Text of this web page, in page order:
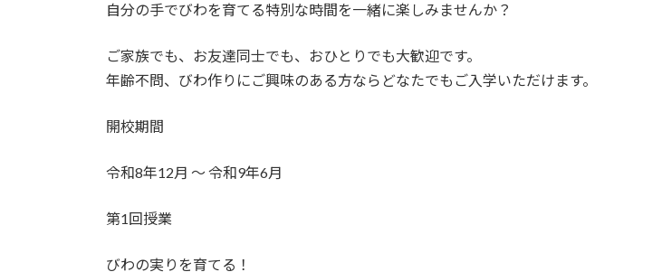
自分の手でびわを育てる特別な時間を一緒に楽しみませんか？
ご家族でも、お友達同士でも、おひとりでも大歓迎です。
年齢不問、びわ作りにご興味のある方ならどなたでもご入学いただけます。
開校期間
令和8年12月 ～ 令和9年6月
第1回授業
びわの実りを育てる！